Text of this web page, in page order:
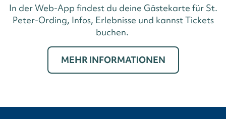
In der Web-App findest du deine Gästekarte für St.
Peter-Ording, Infos, Erlebnisse und kannst Tickets
buchen.
MEHR INFORMATIONEN